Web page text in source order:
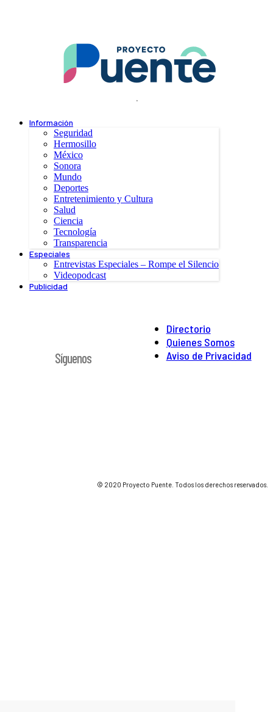
.
Información
Seguridad
Hermosillo
México
Sonora
Mundo
Deportes
Entretenimiento y Cultura
Salud
Ciencia
Tecnología
Transparencia
Especiales
Entrevistas Especiales – Rompe el Silencio
Videopodcast
Publicidad
Directorio
Quienes Somos
Aviso de Privacidad
Síguenos
© 2020 Proyecto Puente. Todos los derechos reservados.